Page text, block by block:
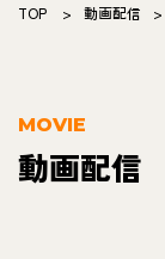
TOP > 動画配信 >
MOVIE
動画配信